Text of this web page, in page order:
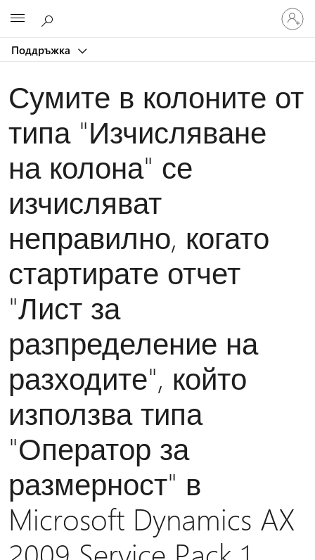
Поддръжка
Влезте
във
вашия
Сумите в колоните от
типа "Изчисляване
на колона" се
изчисляват
неправилно, когато
стартирате отчет
"Лист за
разпределение на
разходите", който
използва типа
"Оператор за
размерност" в
Microsoft Dynamics AX